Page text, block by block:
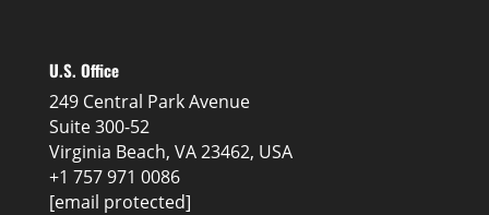
U.S. Office
249 Central Park Avenue
Suite 300-52
Virginia Beach, VA 23462, USA
+1 757 971 0086
[email protected]